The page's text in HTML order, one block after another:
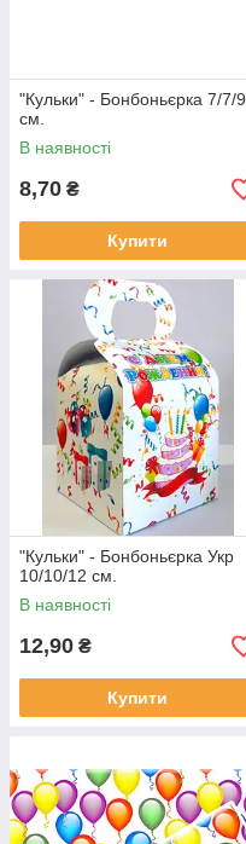
"Кульки" - Бонбоньєрка 7/7/9
см.
В наявності
8,70 ₴
Купити
"Кульки" - Бонбоньєрка Укр
10/10/12 см.
В наявності
12,90 ₴
Купити